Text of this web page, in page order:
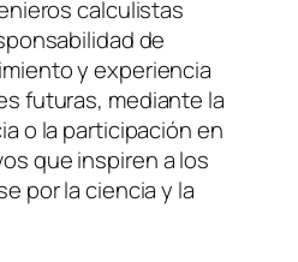
calculistas
de
y experiencia
futuras, mediante la
o la participación en
que inspiren a los
por la ciencia y la